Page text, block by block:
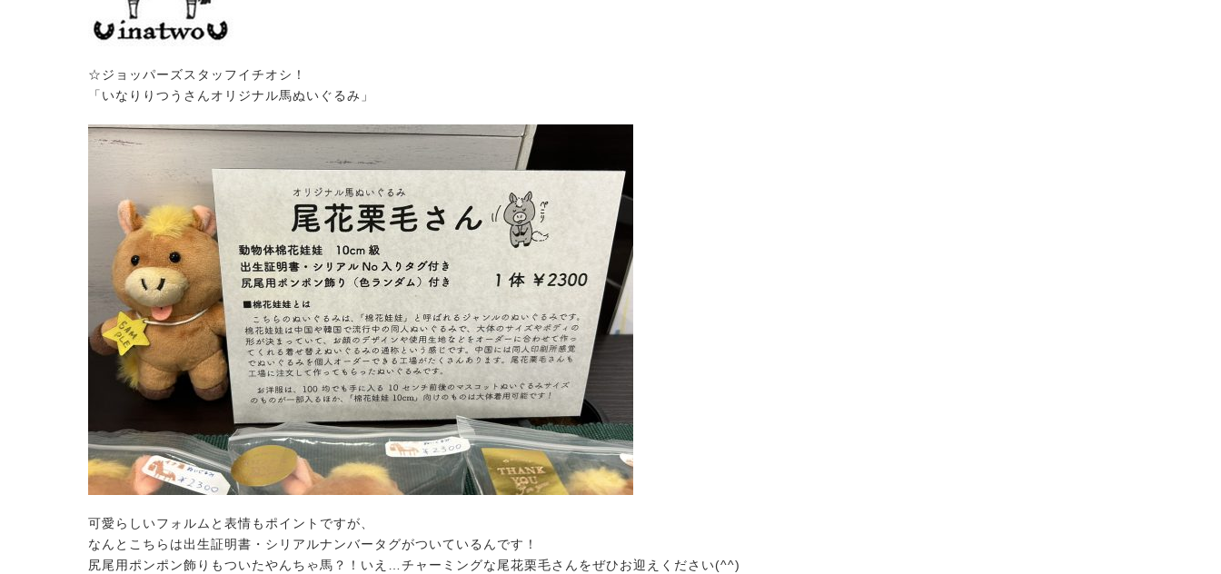
☆ジョッパーズスタッフイチオシ！
「いなりりつうさんオリジナル馬ぬいぐるみ」
可愛らしいフォルムと表情もポイントですが、
なんとこちらは出生証明書・シリアルナンバータグがついているんです！
尻尾用ポンポン飾りもついたやんちゃ馬？！いえ…チャーミングな尾花栗毛さんをぜひお迎えください(^^)